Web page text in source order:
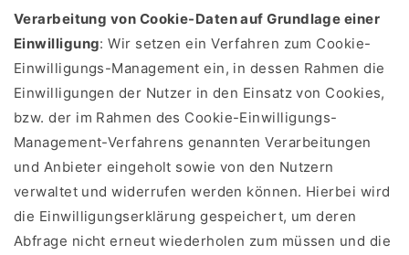
Verarbeitung von Cookie-Daten auf Grundlage einer
Einwilligung: Wir setzen ein Verfahren zum Cookie-
Einwilligungs-Management ein, in dessen Rahmen die
Einwilligungen der Nutzer in den Einsatz von Cookies,
bzw. der im Rahmen des Cookie-Einwilligungs-
Management-Verfahrens genannten Verarbeitungen
und Anbieter eingeholt sowie von den Nutzern
verwaltet und widerrufen werden können. Hierbei wird
die Einwilligungserklärung gespeichert, um deren
Abfrage nicht erneut wiederholen zum müssen und die